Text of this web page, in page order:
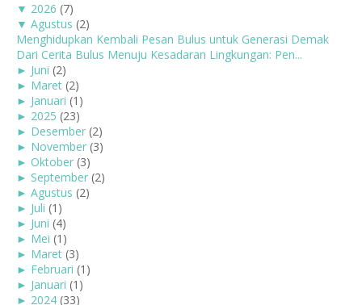
▼ 2026 (7)
▼ Agustus (2)
Menghidupkan Kembali Pesan Bulus untuk Generasi Demak
Dari Cerita Bulus Menuju Kesadaran Lingkungan: Pen...
► Juni (2)
► Maret (2)
► Januari (1)
► 2025 (23)
► Desember (2)
► November (3)
► Oktober (3)
► September (2)
► Agustus (2)
► Juli (1)
► Juni (4)
► Mei (1)
► Maret (3)
► Februari (1)
► Januari (1)
► 2024 (33)